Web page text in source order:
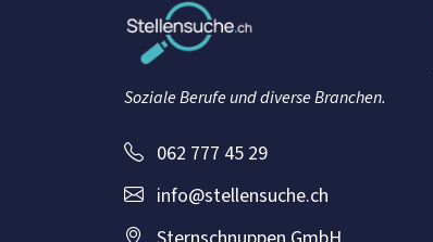
Soziale Berufe und diverse Branchen.
062 777 45 29
info@stellensuche.ch